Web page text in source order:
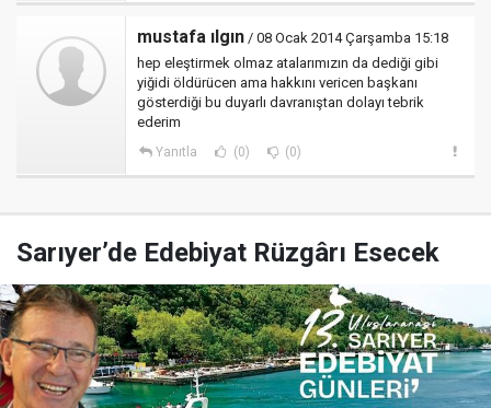
mustafa ılgın / 08 Ocak 2014 Çarşamba 15:18
hep eleştirmek olmaz atalarımızın da dediği gibi
yiğidi öldürücen ama hakkını vericen başkanı
gösterdiği bu duyarlı davranıştan dolayı tebrik
ederim
Yanıtla (0) (0)
Sarıyer’de Edebiyat Rüzgârı Esecek